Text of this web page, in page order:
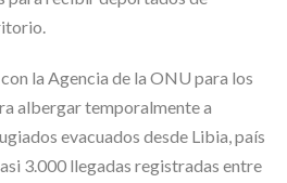
la Agencia de la ONU para los
albergar temporalmente a
evacuados desde Libia, país
3.000 llegadas registradas entre